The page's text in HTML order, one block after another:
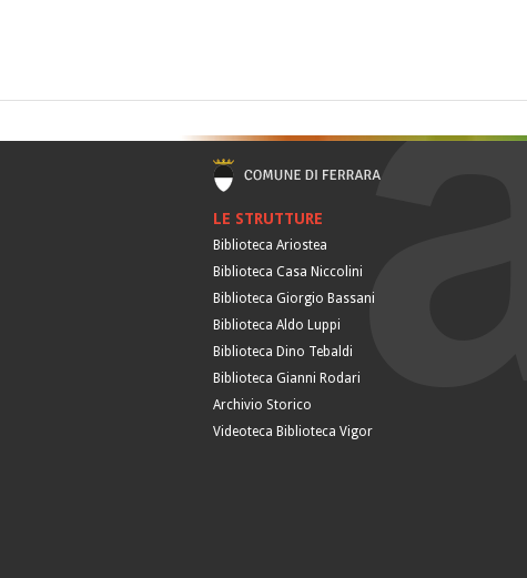
LE STRUTTURE
Biblioteca Ariostea
Biblioteca Casa Niccolini
Biblioteca Giorgio Bassani
Biblioteca Aldo Luppi
Biblioteca Dino Tebaldi
Biblioteca Gianni Rodari
Archivio Storico
Videoteca Biblioteca Vigor